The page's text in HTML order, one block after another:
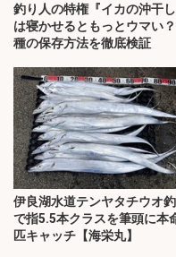
釣り人の特権『イカの沖干し
は寝かせるともっとウマい
種の保存方法を徹底検証
伊良湖水道テンヤタチウオ釣
で指5.5本クラスを筆頭に本
匹キャッチ【海栄丸】